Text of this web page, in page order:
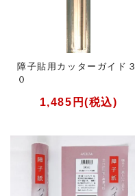
障子貼用カッターガイド３
０
1,485円(税込)